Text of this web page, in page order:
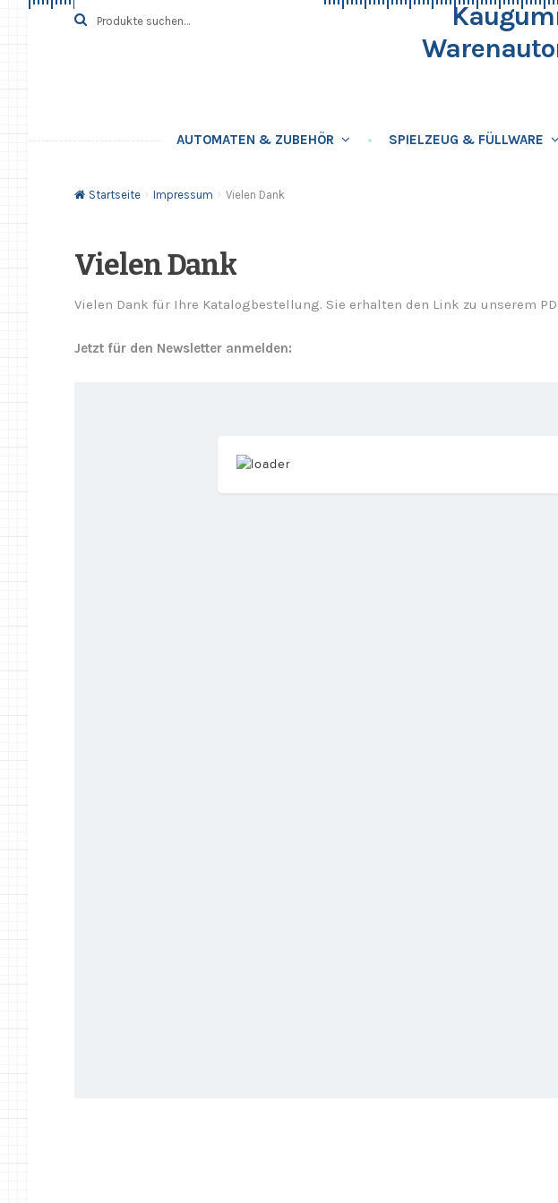
Zur
Navigation
Springe
zum
Suche
nach:
SUCHE
AUTOMATEN & ZUBEHÖR SPIELZEUG & FÜLLWARE
Startseite Impressum Vielen Dank
Vielen Dank
Vielen Dank für Ihre Katalogbestellung. Sie erhalten den Link zu unserem
Jetzt für den Newsletter anmelden: